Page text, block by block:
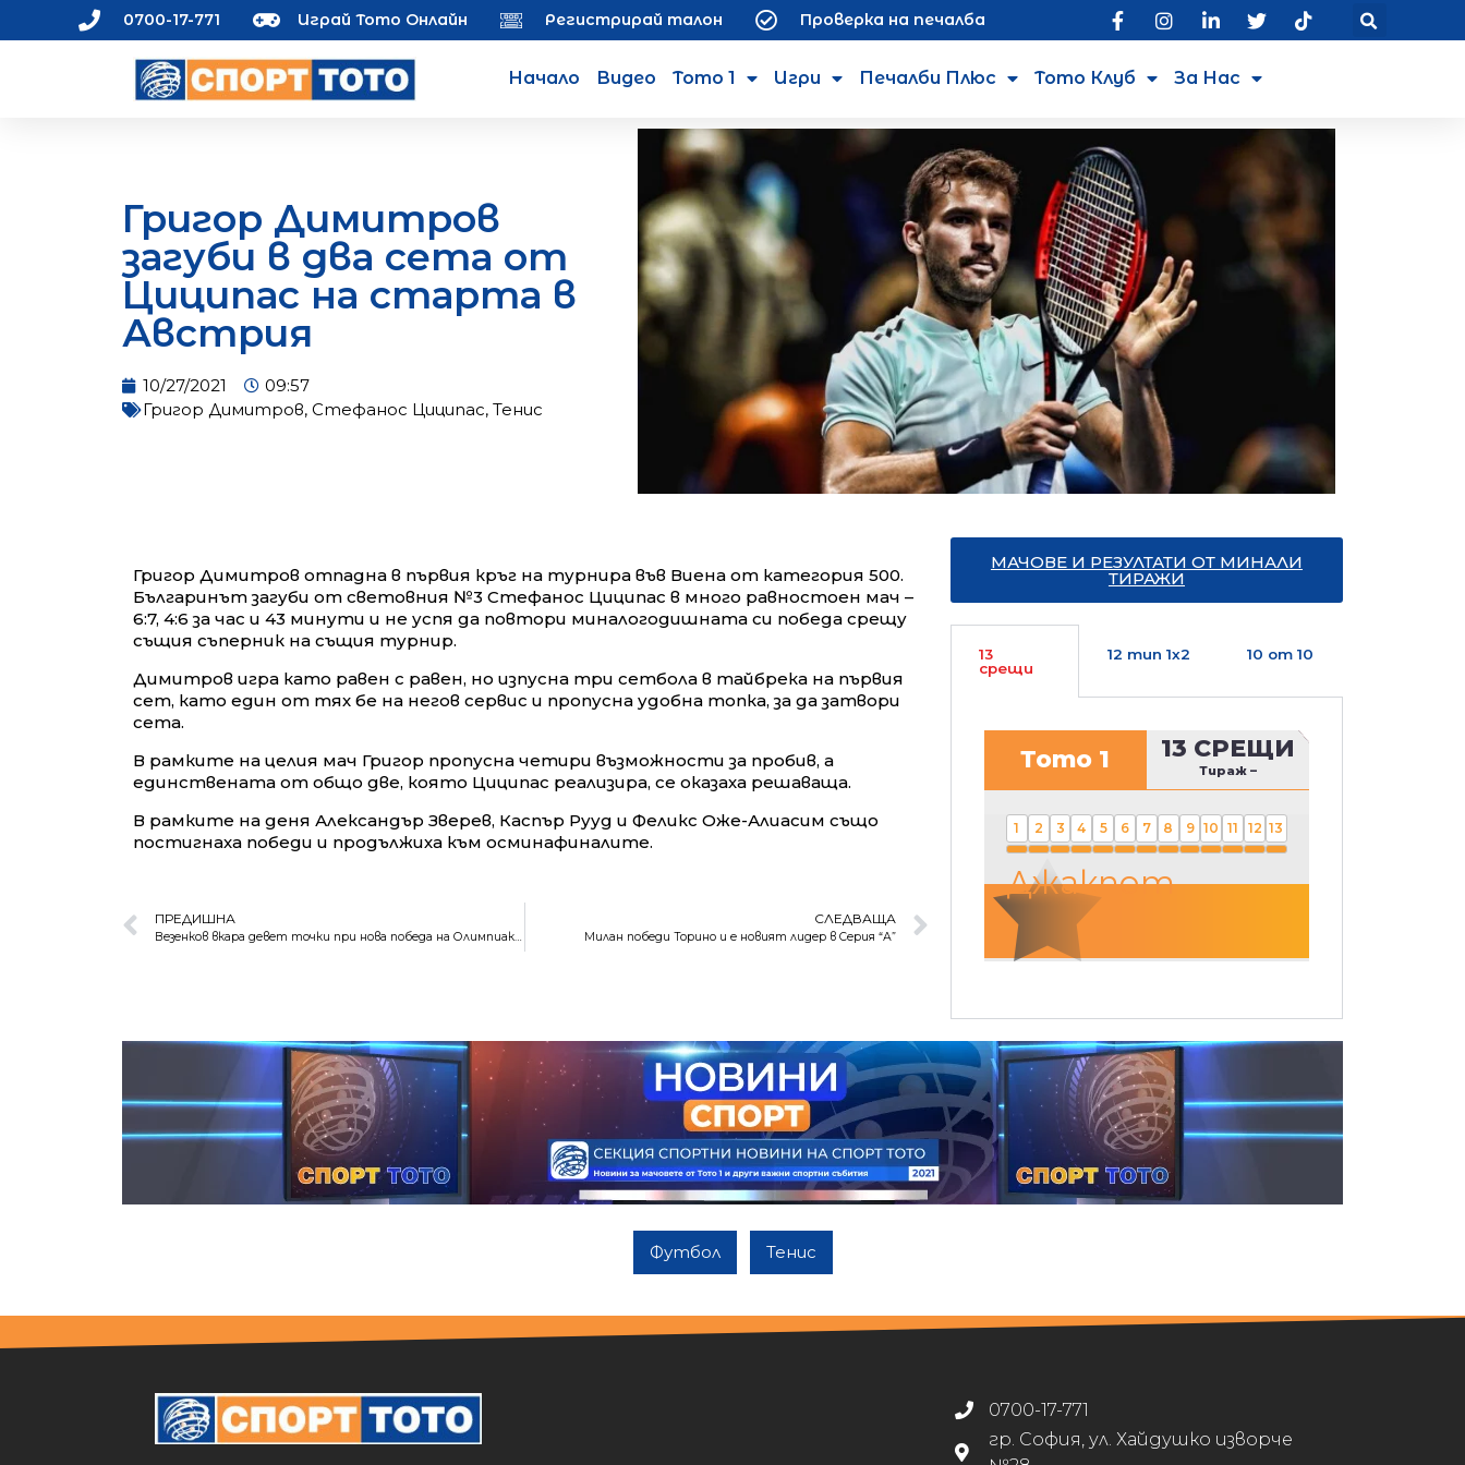
0700-17-771 Играй Тото Онлайн Регистрирай талон Проверка на печалба
Начало Видео Тото 1 Игри Печалби Плюс Тото Клуб За Нас
Григор Димитров
загуби в два сета от
Циципас на старта в
Австрия
10/27/2021
09:57
Григор Димитров, Стефанос Циципас, Тенис
Григор Димитров отпадна в първия кръг на турнира във Виена от категория 500.
Българинът загуби от световния №3 Стефанос Циципас в много равностоен мач –
6:7, 4:6 за час и 43 минути и не успя да повтори миналогодишната си победа срещу
същия съперник на същия турнир.
Димитров игра като равен с равен, но изпусна три сетбола в тайбрека на първия
сет, като един от тях бе на негов сервис и пропусна удобна топка, за да затвори
сета.
В рамките на целия мач Григор пропусна четири възможности за пробив, а
единствената от общо две, която Циципас реализира, се оказаха решаваща.
В рамките на деня Александър Зверев, Каспър Рууд и Феликс Оже-Алиасим също
постигнаха победи и продължиха към осминафиналите.
ПРЕДИШНА
Везенков вкара девет точки при нова победа на Олимпиакос в Евролигата
СЛЕДВАЩА
Милан победи Торино и е новият лидер в Серия “А”
МАЧОВЕ И РЕЗУЛТАТИ ОТ МИНАЛИ
ТИРАЖИ
13
срещи
12 тип 1х2 10 от 10
Тото 1 13 СРЕЩИ
Тираж –
1 2 3 4 5 6 7 8 9 10 11 12 13
Джакпот
Футбол Тенис
0700-17-771
гр. София, ул. Хайдушко изворче